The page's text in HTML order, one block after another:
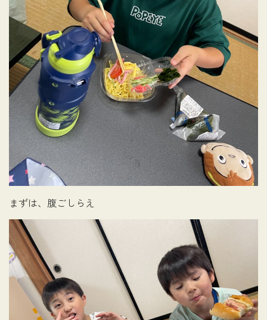
まずは、腹ごしらえ